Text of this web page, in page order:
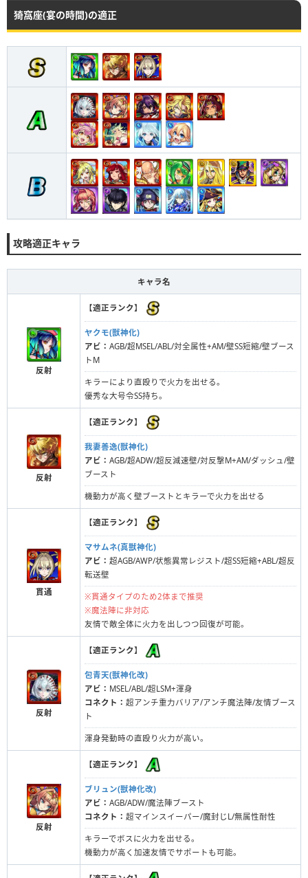
猗窩座(宴の時間)の適正
攻略適正キャラ
キャラ名
反射
【適正ランク】
ヤクモ(獣神化)
アビ： AGB/超MSEL/ABL/対全属性+AM/壁SS短縮/壁ブース
トM
キラーにより直殴りで火力を出せる。
優秀な大号令SS持ち。
反射
【適正ランク】
我妻善逸(獣神化)
アビ： AGB/超ADW/超反減速壁/対反撃M+AM/ダッシュ/壁
ブースト
機動力が高く壁ブーストとキラーで火力を出せる
貫通
【適正ランク】
マサムネ(真獣神化)
アビ： 超AGB/AWP/状態異常レジスト/超SS短縮+ABL/超反
転送壁
※貫通タイプのため2体まで推奨
※魔法陣に非対応
友情で敵全体に火力を出しつつ回復が可能。
反射
【適正ランク】
包青天(獣神化改)
アビ： MSEL/ABL/超LSM+渾身
コネクト： 超アンチ重力バリア/アンチ魔法陣/友情ブース
ト
渾身発動時の直殴り火力が高い。
反射
【適正ランク】
ブリュン(獣神化改)
アビ： AGB/ADW/魔法陣ブースト
コネクト： 超マインスイーパー/魔封じL/無属性耐性
キラーでボスに火力を出せる。
機動力が高く加速友情でサポートも可能。